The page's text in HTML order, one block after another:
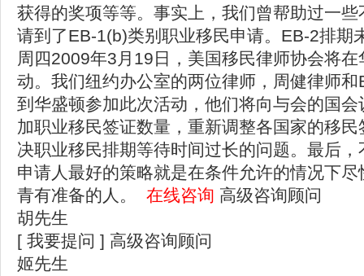
获得的奖项等等。事实上，我们曾帮助过一
请到了EB-1(b)类别职业移民申请。EB-2排期
周四2009年3月19日，美国移民律师协会将在
动。我们纽约办公室的两位律师，周健律师
到华盛顿参加此次活动，他们将向与会的国
加职业移民签证数量，重新调整各国家的移
决职业移民排期等待时间过长的问题。最后
申请人最好的策略就是在条件允许的情况下
青有准备的人。在线咨询 高级咨询顾问
胡先生
[ 我要提问 ] 高级咨询顾问
姬先生